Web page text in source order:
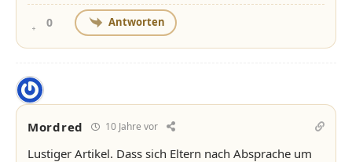
0 Antworten
Mordred 10 Jahre vor
Lustiger Artikel. Dass sich Eltern nach Absprache um